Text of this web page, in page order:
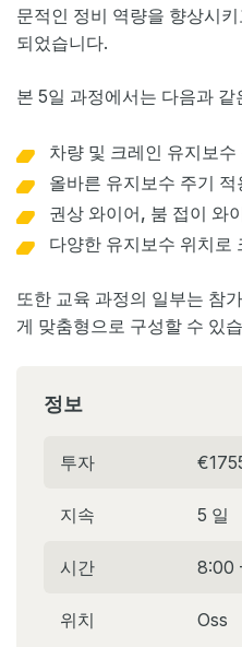
쿠키 정책
문적인 정비 역량을 향상시
되었습니다.
본 5일 과정에서는 다음과
차량 및 크레인 유지보수
올바른 유지보수 주기 적
권상 와이어, 붐 접이 와
다양한 유지보수 위치로
또한 교육 과정의 일부는 참
게 맞춤형으로 구성할 수 있
정보
투자
지속 5 일
시간 8:00
위치 Oss